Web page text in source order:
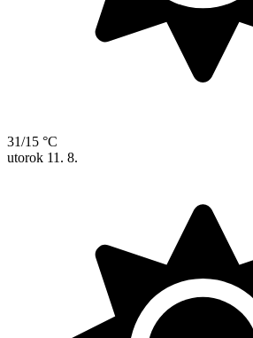
31/15 °C
utorok 11. 8.